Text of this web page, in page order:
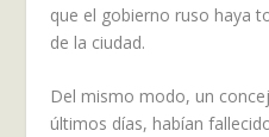
que el gobierno ruso haya
de la ciudad.
Del mismo modo, un
últimos días, habían